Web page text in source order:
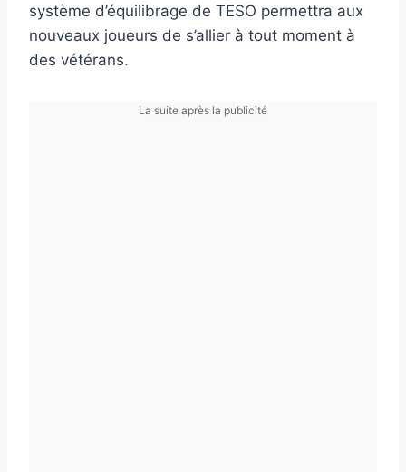
système d’équilibrage de TESO permettra aux
nouveaux joueurs de s’allier à tout moment à
des vétérans.
La suite après la publicité